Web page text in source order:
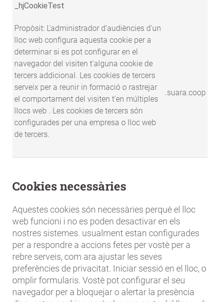
_hjCookieTest
Propòsit: L'administrador d'audiències d'un
lloc web configura aquesta cookie per a
determinar si es pot configurar en el
navegador del visiten t'alguna cookie de
tercers addicional. Les cookies de tercers
serveix per a reunir in formació o rastrejar
el comportament del visiten t'en múltiples
llocs web . Les cookies de tercers són
configurades per una empresa o lloc web
de tercers.
.suara.coop
Cookies necessàries
Aquestes cookies són necessàries perquè el lloc
web funcioni i no es poden desactivar en els
nostres sistemes. usualment estan configurades
per a respondre a accions fetes per vostè per a
rebre serveis, com ara ajustar les seves
preferències de privacitat. Iniciar sessió en el lloc, o
omplir formularis. Vostè pot configurar el seu
navegador per a bloquejar o alertar la presència